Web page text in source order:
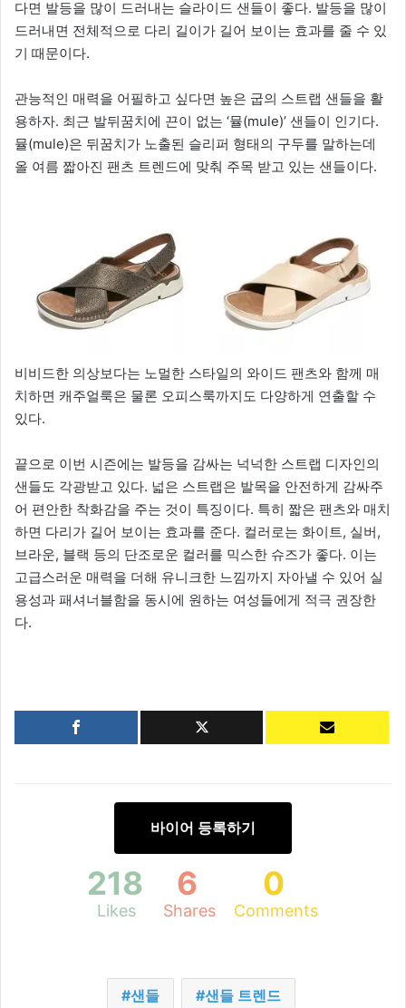
다면 발등을 많이 드러내는 슬라이드 샌들이 좋다. 발등을 많이
드러내면 전체적으로 다리 길이가 길어 보이는 효과를 줄 수 있
기 때문이다.
관능적인 매력을 어필하고 싶다면 높은 굽의 스트랩 샌들을 활
용하자. 최근 발뒤꿈치에 끈이 없는 ‘뮬(mule)’ 샌들이 인기다.
뮬(mule)은 뒤꿈치가 노출된 슬리퍼 형태의 구두를 말하는데
올 여름 짧아진 팬츠 트렌드에 맞춰 주목 받고 있는 샌들이다.
비비드한 의상보다는 노멀한 스타일의 와이드 팬츠와 함께 매
치하면 캐주얼룩은 물론 오피스룩까지도 다양하게 연출할 수
있다.
끝으로 이번 시즌에는 발등을 감싸는 넉넉한 스트랩 디자인의
샌들도 각광받고 있다. 넓은 스트랩은 발목을 안전하게 감싸주
어 편안한 착화감을 주는 것이 특징이다. 특히 짧은 팬츠와 매치
하면 다리가 길어 보이는 효과를 준다. 컬러로는 화이트, 실버,
브라운, 블랙 등의 단조로운 컬러를 믹스한 슈즈가 좋다. 이는
고급스러운 매력을 더해 유니크한 느낌까지 자아낼 수 있어 실
용성과 패셔너블함을 동시에 원하는 여성들에게 적극 권장한
다.
바이어 등록하기
218
Likes
6
Shares
0
Comments
샌들 샌들 트렌드